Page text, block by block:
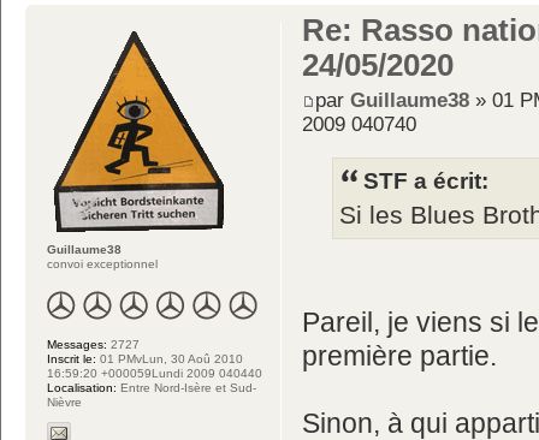
Re: Rasso
24/05/2020
parGuillaume38 » 01
2009 040740
STF a écrit:
Si les Blues
Pareil, je viens si
première partie.
Sinon, à qui
Guillaume38
convoi exceptionnel
Messages: 2727
Inscrit le: 01 PMvLun, 30 Aoû 2010
16:59:20 +000059Lundi 2009 040440
Localisation: Entre Nord-Isère et Sud-
Nièvre